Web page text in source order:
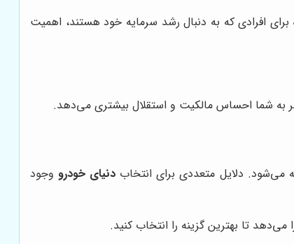
افرادی که به دنبال رشد سرمایه خود هستند، اهمیت
به شما احساس مالکیت و استقلال بیشتری می‌دهد.
می‌شود. دلایل متعددی برای انتخاب دنیای خودرو وجود
تا بهترین گزینه را انتخاب کنید.